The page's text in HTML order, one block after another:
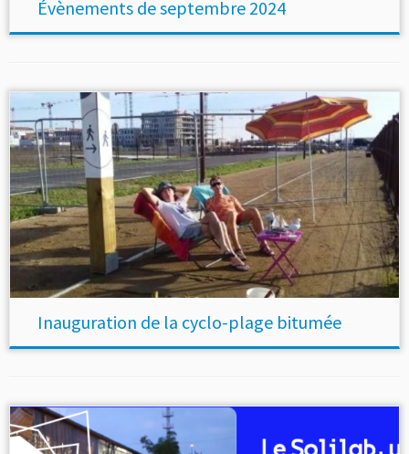
Évènements de septembre 2024
Inauguration de la cyclo-plage bitumée